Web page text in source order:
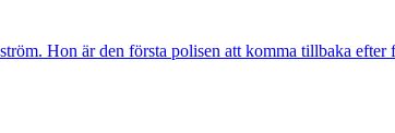
Hon är den första polisen att komma tillbaka efter